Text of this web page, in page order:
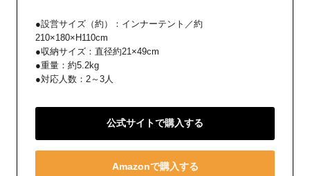
●設営サイズ（約）：インナーテント／約
210×180×H110cm
●収納サイズ：直径約21×49cm
●重量：約5.2kg
●対応人数：2～3人
公式サイトで購入する
Amazonで購入する